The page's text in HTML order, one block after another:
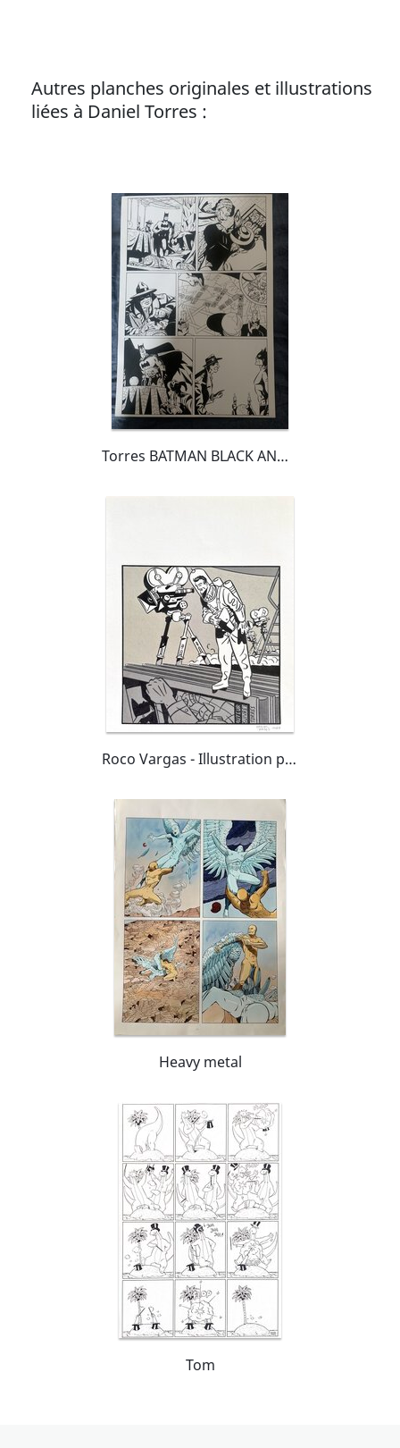
Autres planches originales et illustrations
liées à Daniel Torres :
Torres BATMAN BLACK AND WHITE
Roco Vargas - Illustration pour le mensuel (À suivre)
Heavy metal
Tom